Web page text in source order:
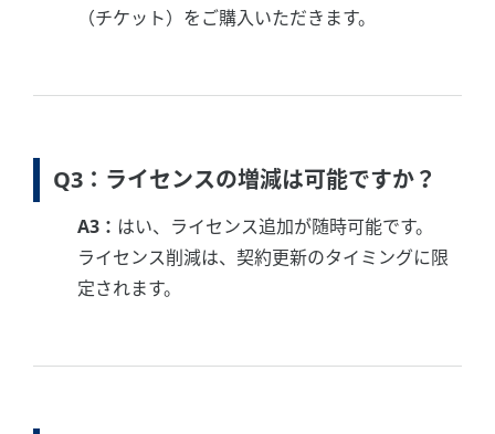
（チケット）をご購入いただきます。
Q3：ライセンスの増減は可能ですか？
A3： はい、ライセンス追加が随時可能です。
ライセンス削減は、契約更新のタイミングに限
定されます。